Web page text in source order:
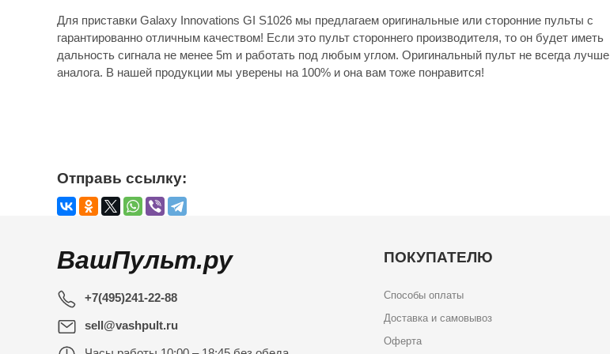
Для приставки Galaxy Innovations GI S1026 мы предлагаем оригинальные или сторонние пульты с
гарантированно отличным качеством! Если это пульт стороннего производителя, то он будет иметь
дальность сигнала не менее 5m и работать под любым углом. Оригинальный пульт не всегда лучше
аналога. В нашей продукции мы уверены на 100% и она вам тоже понравится!
Отправь ссылку:
ВашПульт.ру
+7(495)241-22-88
sell@vashpult.ru
ПОКУПАТЕЛЮ
Способы оплаты
Доставка и самовывоз
Оферта